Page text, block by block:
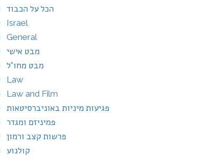
הכל על הכבוד
Israel
General
מבט אישי
מבט מחו"ל
Law
Law and Film
פגיעות מיניות באוניברסיטאות
פמיניזם ומגדר
פרשות קצב ורמון
קולנוע